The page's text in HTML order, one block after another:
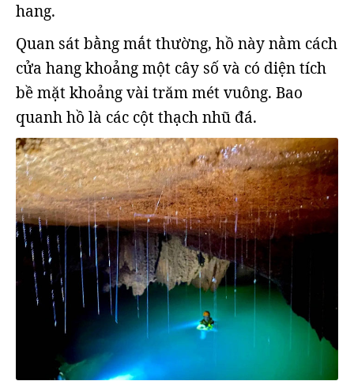
hang.
Quan sát bằng mắt thường, hồ này nằm cách
cửa hang khoảng một cây số và có diện tích
bề mặt khoảng vài trăm mét vuông. Bao
quanh hồ là các cột thạch nhũ đá.